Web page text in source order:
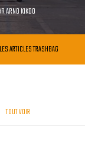
ARNO KIKOO
ARTICLES TRASHBAG
TOUT VOIR